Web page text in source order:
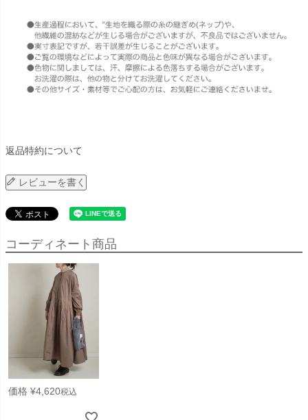
返品特約について
レビューを書く
コーディネート商品
価格 ¥4,620税込